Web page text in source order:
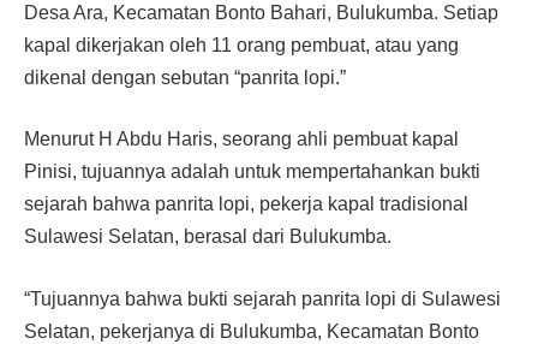
Desa Ara, Kecamatan Bonto Bahari, Bulukumba. Setiap
kapal dikerjakan oleh 11 orang pembuat, atau yang
dikenal dengan sebutan “panrita lopi.”
Menurut H Abdu Haris, seorang ahli pembuat kapal
Pinisi, tujuannya adalah untuk mempertahankan bukti
sejarah bahwa panrita lopi, pekerja kapal tradisional
Sulawesi Selatan, berasal dari Bulukumba.
“Tujuannya bahwa bukti sejarah panrita lopi di Sulawesi
Selatan, pekerjanya di Bulukumba, Kecamatan Bonto